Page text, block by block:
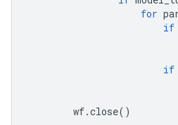
for
if
if
wf.close()